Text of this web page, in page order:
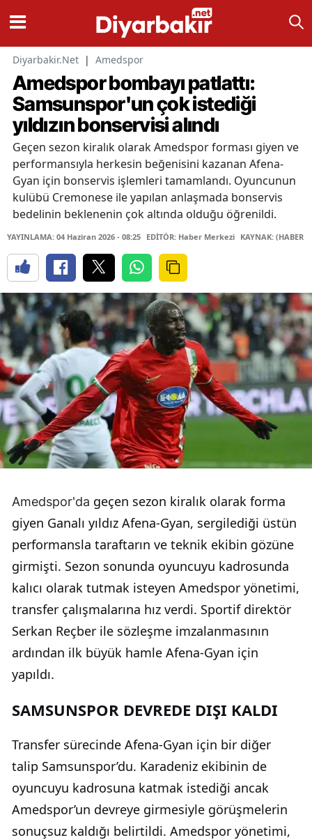
Diyarbakir.Net | Amedspor
Amedspor bombayı patlattı:
Samsunspor'un çok istediği
yıldızın bonservisi alındı
Geçen sezon kiralık olarak Amedspor forması giyen ve
performansıyla herkesin beğenisini kazanan Afena-
Gyan için bonservis işlemleri tamamlandı. Oyuncunun
kulübü Cremonese ile yapılan anlaşmada bonservis
bedelinin beklenenin çok altında olduğu öğrenildi.
YAYINLAMA: 04 Haziran 2026 - 08:25 EDİTÖR: Haber Merkezi KAYNAK: (HABER
Amedspor'da geçen sezon kiralık olarak forma
giyen Ganalı yıldız Afena-Gyan, sergilediği üstün
performansla taraftarın ve teknik ekibin gözüne
girmişti. Sezon sonunda oyuncuyu kadrosunda
kalıcı olarak tutmak isteyen Amedspor yönetimi,
transfer çalışmalarına hız verdi. Sportif direktör
Serkan Reçber ile sözleşme imzalanmasının
ardından ilk büyük hamle Afena-Gyan için
yapıldı.
SAMSUNSPOR DEVREDE DIŞI KALDI
Transfer sürecinde Afena-Gyan için bir diğer
talip Samsunspor’du. Karadeniz ekibinin de
oyuncuyu kadrosuna katmak istediği ancak
Amedspor’un devreye girmesiyle görüşmelerin
sonuçsuz kaldığı belirtildi. Amedspor yönetimi,